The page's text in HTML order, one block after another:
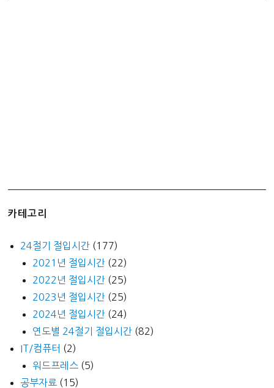
to
카테고리
24절기 절입시간 (177)
2021년 절입시간 (22)
2022년 절입시간 (25)
2023년 절입시간 (25)
2024년 절입시간 (24)
연도별 24절기 절입시간 (82)
IT/컴퓨터 (2)
워드프레스 (5)
공부자료 (15)